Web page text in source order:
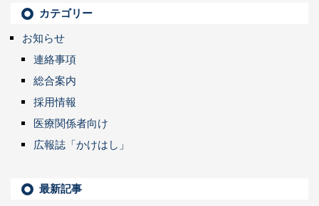
カテゴリー
お知らせ
連絡事項
総合案内
採用情報
医療関係者向け
広報誌「かけはし」
最新記事